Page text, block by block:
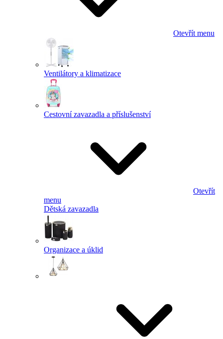
Otevřít menu
Ventilátory a klimatizace
Cestovní zavazadla a příslušenství
Otevřít
menu
Dětská zavazadla
Organizace a úklid